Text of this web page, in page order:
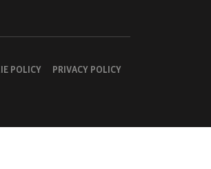
POLICY PRIVACY POLICY